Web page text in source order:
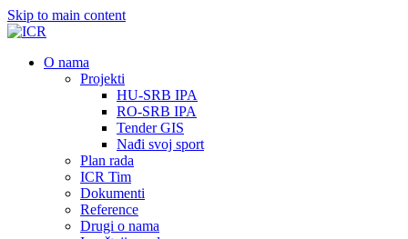
Skip to main content
О nama
Projekti
HU-SRB IPA
RO-SRB IPA
Tender GIS
Nađi svoj sport
Plan rada
ICR Tim
Dokumenti
Reference
Drugi o nama